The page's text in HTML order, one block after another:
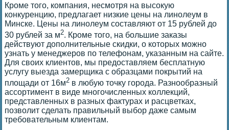
Кроме того, компания, несмотря на высокую
конкуренцию, предлагает низкие цены на линолеум в
Минске. Цены на линолеум составляют от 15 рублей до
30 рублей за м2. Кроме того, на большие заказы
действуют дополнительные скидки, о которых можно
узнать у менеджеров по телефонам, указанным на сайте.
Для своих клиентов, мы предоставляем бесплатную
услугу выезда замерщика с образцами покрытий на
площади от 16м2 в любую точку города. Разнообразный
ассортимент в виде многочисленных коллекций,
представленных в разных фактурах и расцветках,
позволит сделать правильный выбор даже самым
требовательным клиентам.